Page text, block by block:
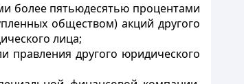
более пятьюдесятью процентами
обществом) акций другого
лица;
правления другого юридического